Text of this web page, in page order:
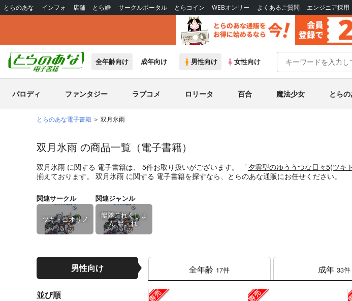
とらのあな インフォ 店舗 とら婚 サークルポータル とらコイン WEBオンリー よくあるご質問 エンジニア採用
全年齢向け 成年向け 男性向け 女性向け
パロディ ファンタジー ラブコメ ロリータ 百合 魔法少女 とら
とらのあな電子書籍 双月氷雨
双月氷雨 の商品一覧（電子書籍）
双月氷雨 に関する 電子書籍は、 5件お取り扱いがございます。 「夕雲型のゆううつな日々5(ツキ
揃えております。 双月氷雨 に関する 電子書籍を探すなら、とらのあな通販にお任せください。
関連サークル
ツキトコオリノ
関連ジャンル
艦隊これくしょ
ん-艦これ-
男性向け
並び順
全年齢 17件 成年 33件